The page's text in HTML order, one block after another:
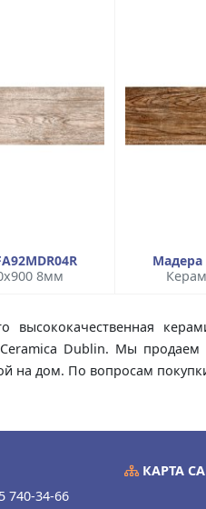
8мм
Мадера
высококачественная
Dublin. Мы продаем
на дом. По вопросам
740-34-66
КАРТА